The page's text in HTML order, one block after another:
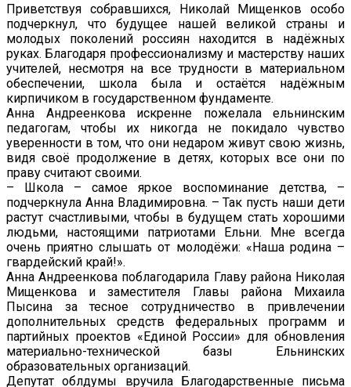
Приветствуя собравшихся, Николай Мищенков особо
подчеркнул, что будущее нашей великой страны и
молодых поколений россиян находится в надёжных
руках. Благодаря профессионализму и мастерству наших
учителей, несмотря на все трудности в материальном
обеспечении, школа была и остаётся надёжным
кирпичиком в государственном фундаменте.
Анна Андреенкова искренне пожелала ельнинским
педагогам, чтобы их никогда не покидало чувство
уверенности в том, что они недаром живут свою жизнь,
видя своё продолжение в детях, которых все они по
праву считают своими.
– Школа – самое яркое воспоминание детства, –
подчеркнула Анна Владимировна. – Так пусть наши дети
растут счастливыми, чтобы в будущем стать хорошими
людьми, настоящими патриотами Ельни. Мне всегда
очень приятно слышать от молодёжи: «Наша родина –
гвардейский край!».
Анна Андреенкова поблагодарила Главу района Николая
Мищенкова и заместителя Главы района Михаила
Пысина за тесное сотрудничество в привлечении
дополнительных средств федеральных программ и
партийных проектов «Единой России» для обновления
материально-технической базы Ельнинских
образовательных организаций.
Депутат облдумы вручила Благодарственные письма